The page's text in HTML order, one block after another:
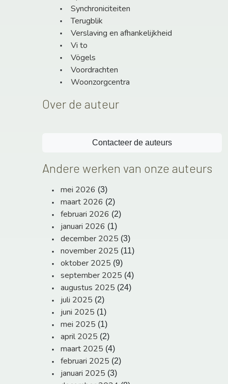
Synchroniciteiten
Terugblik
Verslaving en afhankelijkheid
Vi to
Vögels
Voordrachten
Woonzorgcentra
Over de auteur
Contacteer de auteurs
Andere werken van onze auteurs
mei 2026 (3)
maart 2026 (2)
februari 2026 (2)
januari 2026 (1)
december 2025 (3)
november 2025 (11)
oktober 2025 (9)
september 2025 (4)
augustus 2025 (24)
juli 2025 (2)
juni 2025 (1)
mei 2025 (1)
april 2025 (2)
maart 2025 (4)
februari 2025 (2)
januari 2025 (3)